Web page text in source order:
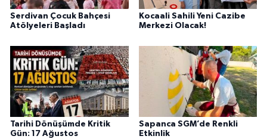
Serdivan Çocuk Bahçesi
Atölyeleri Başladı
Kocaali Sahili Yeni Cazibe
Merkezi Olacak!
Tarihi Dönüşümde Kritik
Gün: 17 Ağustos
Sapanca SGM’de Renkli
Etkinlik